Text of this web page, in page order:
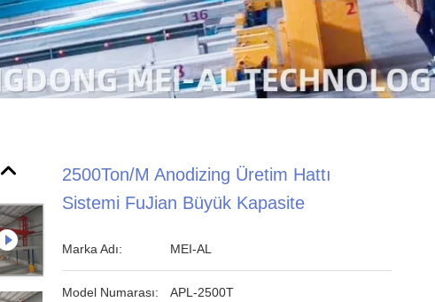
2500Ton/m Anodizing Üretim Hattı
Sistemi FuJian Büyük Kapasite
Marka Adı: MEI-AL
Model Numarası: APL-2500T